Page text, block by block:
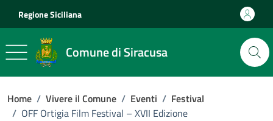
Regione Siciliana
Comune di Siracusa
Home / Vivere il Comune / Eventi / Festival
/ OFF Ortigia Film Festival – XVII Edizione